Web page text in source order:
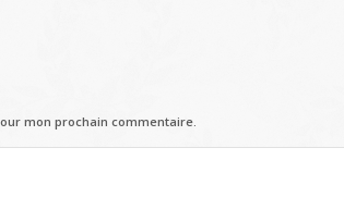
mon prochain commentaire.